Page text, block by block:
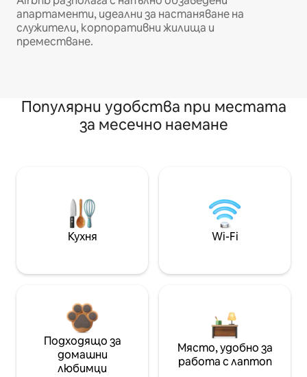
апартаменти, идеални за настаняване на
служители, корпоративни жилища и
преместване.
Популярни удобства при местата
за месечно наемане
Кухня Wi-Fi
Подходящо за
домашни
любимци
Място, удобно за
работа с лаптоп